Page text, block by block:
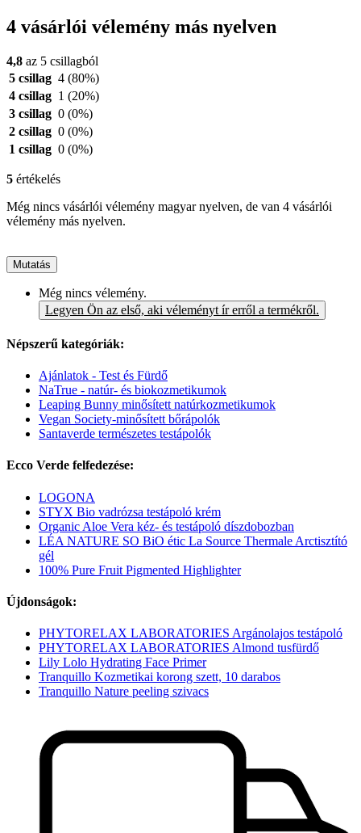
4 vásárlói vélemény más nyelven
4,8 az 5 csillagból
5 csillag 4 (80%)
4 csillag 1 (20%)
3 csillag 0 (0%)
2 csillag 0 (0%)
1 csillag 0 (0%)
5 értékelés
Még nincs vásárlói vélemény magyar nyelven, de van 4 vásárlói
vélemény más nyelven.
Mutatás
Még nincs vélemény.
Legyen Ön az első, aki véleményt ír erről a termékről.
Népszerű kategóriák:
Ajánlatok - Test és Fürdő
NaTrue - natúr- és biokozmetikumok
Leaping Bunny minősített natúrkozmetikumok
Vegan Society-minősített bőrápolók
Santaverde természetes testápolók
Ecco Verde felfedezése:
LOGONA
STYX Bio vadrózsa testápoló krém
Organic Aloe Vera kéz- és testápoló díszdobozban
LÉA NATURE SO BiO étic La Source Thermale Arctisztító
gél
100% Pure Fruit Pigmented Highlighter
Újdonságok:
PHYTORELAX LABORATORIES Argánolajos testápoló
PHYTORELAX LABORATORIES Almond tusfürdő
Lily Lolo Hydrating Face Primer
Tranquillo Kozmetikai korong szett, 10 darabos
Tranquillo Nature peeling szivacs